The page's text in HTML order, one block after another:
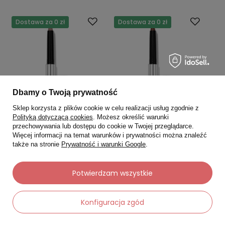
Dostawa za 0 zł
BY TERRY
BY TERRY Cień w sztyfcie
Ombre Blackstar 104 Matte
Ash
5.0
Dostawa za 0 zł
Ombre Blackstar 105 Matte
Mokka
Dbamy o Twoją prywatność
Sklep korzysta z plików cookie w celu realizacji usług zgodnie z
Polityką dotyczącą cookies. Możesz określić warunki
przechowywania lub dostępu do cookie w Twojej przeglądarce.
Więcej informacji na temat warunków i prywatności można znaleźć
także na stronie Prywatność i warunki Google.
Konfiguracja zgód
Potwierdzam wszystkie